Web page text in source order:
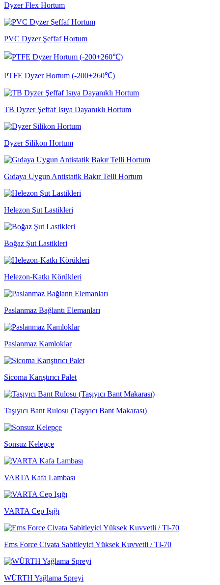
Dyzer Flex Hortum
PVC Dyzer Şeffaf Hortum
PTFE Dyzer Hortum (-200+260℃)
TB Dyzer Şeffaf Isıya Dayanıklı Hortum
Dyzer Silikon Hortum
Gıdaya Uygun Antistatik Bakır Telli Hortum
Helezon Şut Lastikleri
Boğaz Şut Lastikleri
Helezon-Katkı Körükleri
Paslanmaz Bağlantı Elemanları
Paslanmaz Kamloklar
Sicoma Karıştırıcı Palet
Taşıyıcı Bant Rulosu (Taşıyıcı Bant Makarası)
Sonsuz Kelepçe
VARTA Kafa Lambası
VARTA Cep Işığı
Ems Force Civata Sabitleyici Yüksek Kuvvetli / Tl-70
WÜRTH Yağlama Spreyi